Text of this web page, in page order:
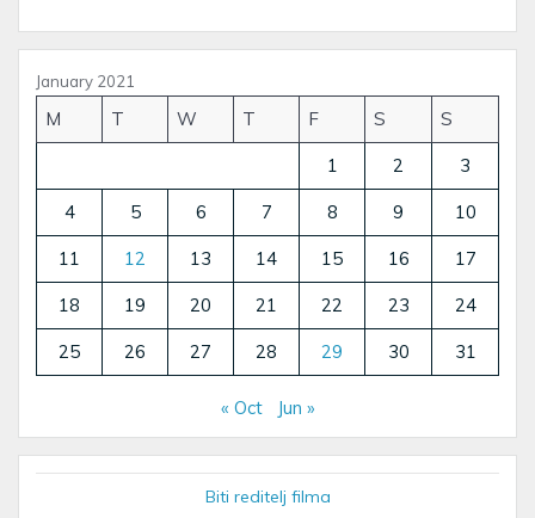
January 2021
M T W T F S S
1 2 3
4 5 6 7 8 9 10
11 12 13 14 15 16 17
18 19 20 21 22 23 24
25 26 27 28 29 30 31
« Oct Jun »
Biti reditelj filma